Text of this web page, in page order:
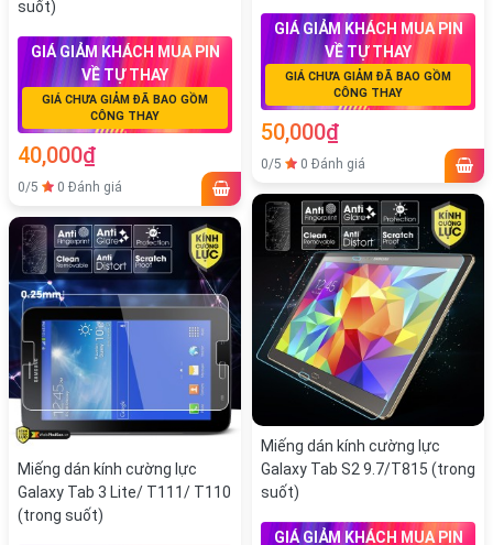
GIÁ GIẢM KHÁCH MUA PIN
VỀ TỰ THAY
GIÁ CHƯA GIẢM ĐÃ BAO GỒM
CÔNG THAY
50,000₫
0/5 0 Đánh giá
suốt)
GIÁ GIẢM KHÁCH MUA PIN
VỀ TỰ THAY
GIÁ CHƯA GIẢM ĐÃ BAO GỒM
CÔNG THAY
40,000₫
0/5 0 Đánh giá
Miếng dán kính cường lực
Galaxy Tab S2 9.7/T815 (trong
suốt)
GIÁ GIẢM KHÁCH MUA PIN
Miếng dán kính cường lực
Galaxy Tab 3 Lite/ T111/ T110
(trong suốt)